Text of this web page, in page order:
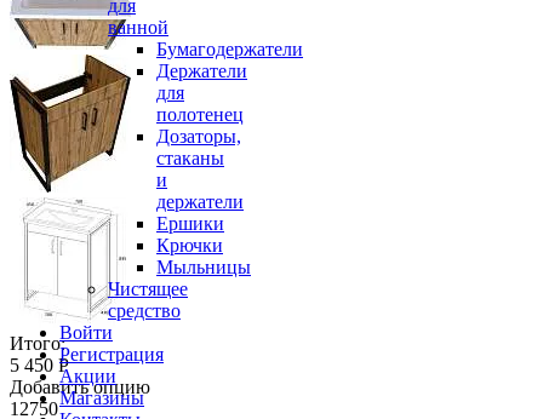
для
ванной
Бумагодержатели
Держатели
для
полотенец
Дозаторы,
стаканы
и
держатели
Ершики
Крючки
Мыльницы
Чистящее
средство
Войти
Регистрация
Акции
Магазины
Итого:
5 450 Р
Добавить опцию
12750